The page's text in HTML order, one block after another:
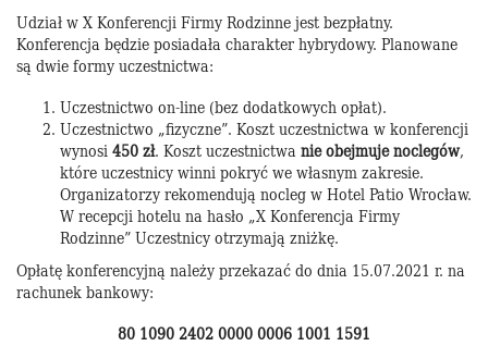
Udział w X Konferencji Firmy Rodzinne jest bezpłatny.
Konferencja będzie posiadała charakter hybrydowy. Planowane
są dwie formy uczestnictwa:
Uczestnictwo on-line (bez dodatkowych opłat).
Uczestnictwo „fizyczne”. Koszt uczestnictwa w konferencji
wynosi450 zł. Koszt uczestnictwanie obejmuje noclegów,
które uczestnicy winni pokryć we własnym zakresie.
Organizatorzy rekomendują nocleg w Hotel Patio Wrocław.
W recepcji hotelu na hasło „X Konferencja Firmy
Rodzinne” Uczestnicy otrzymają zniżkę.
Opłatę konferencyjną należy przekazać do dnia 15.07.2021 r. na
rachunek bankowy:
80 1090 2402 0000 0006 1001 1591